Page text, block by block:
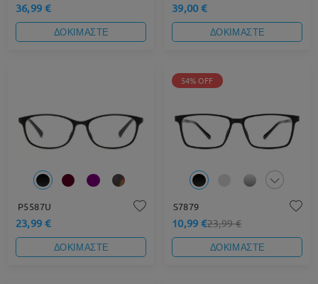
36,99 €
ΔΟΚΙΜΑΣΤΕ
39,00 €
ΔΟΚΙΜΑΣΤΕ
P5587U
23,99 €
ΔΟΚΙΜΑΣΤΕ
54% OFF
S7879
10,99 €23,99 €
ΔΟΚΙΜΑΣΤΕ